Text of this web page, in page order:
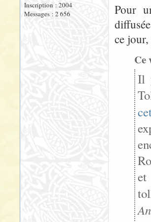
Inscription : 2004
Messages : 2 656
Pour
ce
Ce
Il